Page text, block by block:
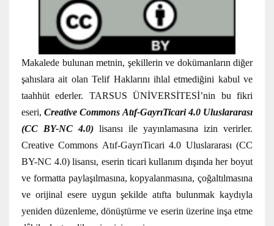
Makalede bulunan metnin, şekillerin ve dokümanların diğer
şahıslara ait olan Telif Haklarını ihlal etmediğini kabul ve
taahhüt ederler. TARSUS ÜNİVERSİTESİ’nin bu fikri
eseri,Creative Commons Atıf-GayrıTicari 4.0 Uluslararası
(CC BY-NC 4.0) lisansı ile yayınlamasına izin verirler.
Creative Commons Atıf-GayrıTicari 4.0 Uluslararası (CC
BY-NC 4.0) lisansı, eserin ticari kullanım dışında her boyut
ve formatta paylaşılmasına, kopyalanmasına, çoğaltılmasına
ve orijinal esere uygun şekilde atıfta bulunmak kaydıyla
yeniden düzenleme, dönüştürme ve eserin üzerine inşa etme